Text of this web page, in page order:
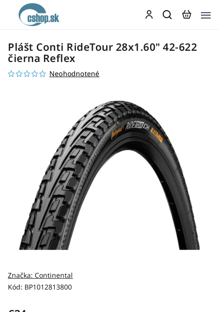
Plášt Conti RideTour 28x1.60" 42-622
čierna Reflex
Neohodnotené
Kód: BP1012813800
Značka: Continental